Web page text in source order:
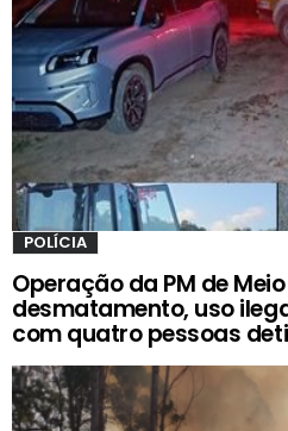
POLÍCIA
Operação da PM de
desmatamento, uso
com quatro pessoas